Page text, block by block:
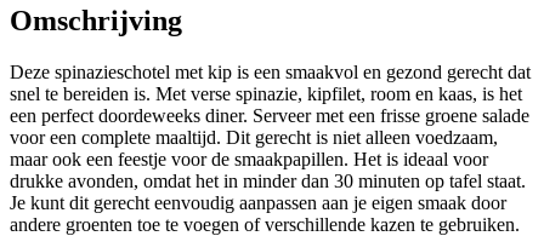
Omschrijving
Deze spinazieschotel met kip is een smaakvol en gezond gerecht dat
snel te bereiden is. Met verse spinazie, kipfilet, room en kaas, is het
een perfect doordeweeks diner. Serveer met een frisse groene salade
voor een complete maaltijd. Dit gerecht is niet alleen voedzaam,
maar ook een feestje voor de smaakpapillen. Het is ideaal voor
drukke avonden, omdat het in minder dan 30 minuten op tafel staat.
Je kunt dit gerecht eenvoudig aanpassen aan je eigen smaak door
andere groenten toe te voegen of verschillende kazen te gebruiken.